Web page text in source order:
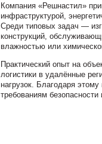
Компания «Решнастил»
инфраструктурой,
Среди типовых задач —
конструкций,
влажностью или
Практический опыт на
логистики в удалённые
нагрузок. Благодаря
требованиям безопасности